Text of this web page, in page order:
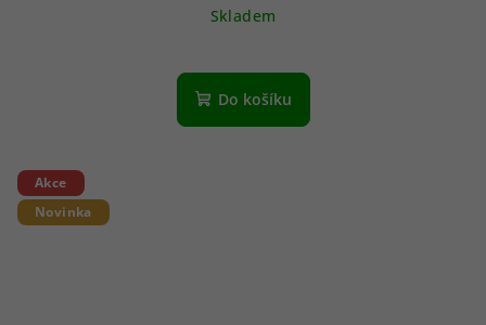
Skladem
Do košíku
Akce
Novinka